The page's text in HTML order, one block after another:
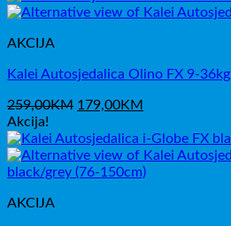
je:
164,90KM.
AKCIJA
Kalei Autosjedalica Olino FX 9-36kg
259,00KM Izvorna
bila
je:
259,00KM.
179,00KM
je:
179,00KM.
Akcija!
AKCIJA